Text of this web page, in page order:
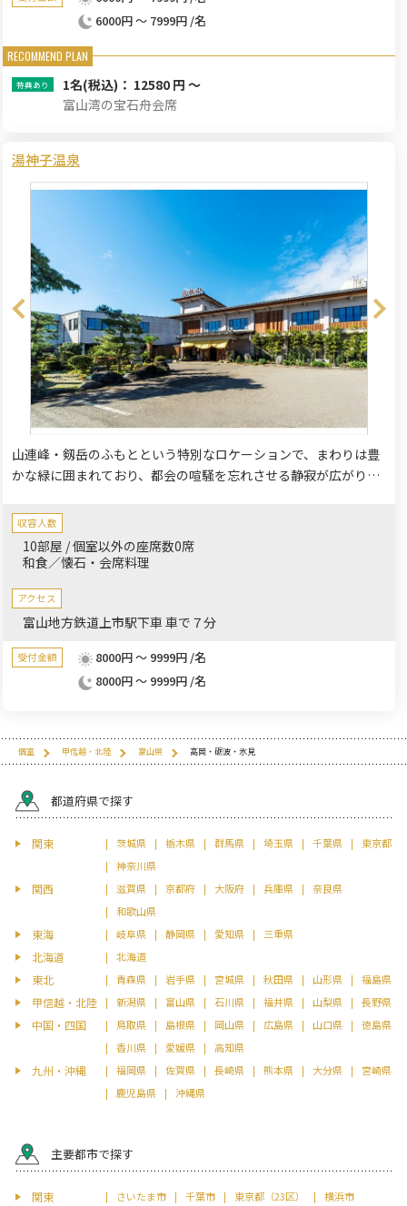
6000円 ～ 7999円 /名
1名(税込)： 12580 円 ～
富山湾の宝石舟会席
湯神子温泉
山連峰・剱岳のふもとという特別なロケーションで、まわりは豊
かな緑に囲まれており、都会の喧騒を忘れさせる静寂が広がりま
元漁港から仕入れる新鮮な地場食材を用いた季節の会席料理で、
舌も心も満たされる滞在をご提供。
収容人数
10部屋 / 個室以外の座席数0席
和食／懐石・会席料理
アクセス
富山地方鉄道上市駅下車 車で７分
受付金額
8000円 ～ 9999円 /名
8000円 ～ 9999円 /名
個室 甲信越・北陸 富山県 高岡・砺波・氷見
都道府県で探す
関東 茨城県 栃木県 群馬県 埼玉県 千葉県
東京都
神奈川県
関西 滋賀県 京都府 大阪府 兵庫県
奈良県
和歌山県
東海 岐阜県 静岡県 愛知県 三重県
北海道 北海道
東北 青森県 岩手県 宮城県 秋田県 山形県 福島県
甲信越・北陸 新潟県 富山県 石川県 福井県 山梨県 長野県
中国・四国 鳥取県 島根県 岡山県 広島県 山口県
徳島県
香川県
愛媛県 高知県
九州・沖縄 福岡県 佐賀県 長崎県 熊本県 大分県
宮崎県
鹿児島県
沖縄県
主要都市で探す
関東 さいたま市 千葉市 東京都（23区）
横浜市